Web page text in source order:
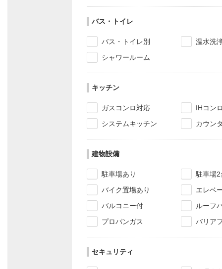
バス・トイレ
バス・トイレ別
温水洗
シャワールーム
キッチン
ガスコンロ対応
IHコン
システムキッチン
カウン
建物設備
駐車場あり
駐車場
バイク置場あり
エレベ
バルコニー付
ルーフ
プロパンガス
バリア
セキュリティ